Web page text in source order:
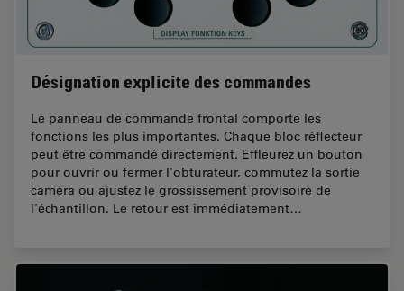
Désignation explicite des commandes
Le panneau de commande frontal comporte les
fonctions les plus importantes. Chaque bloc réflecteur
peut être commandé directement. Effleurez un bouton
pour ouvrir ou fermer l'obturateur, commutez la sortie
caméra ou ajustez le grossissement provisoire de
l'échantillon. Le retour est immédiatement…